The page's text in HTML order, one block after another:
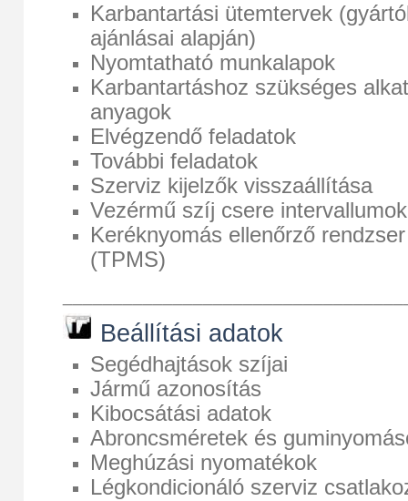
Karbantartási ütemtervek
ajánlásai alapján)
Nyomtatható munkalapok
Karbantartáshoz szükséges
anyagok
Elvégzendő feladatok
További feladatok
Szerviz kijelzők visszaállítása
Vezérmű szíj csere intervallumok
Keréknyomás ellenőrző rendzser
(TPMS)
Beállítási adatok
Segédhajtások szíjai
Jármű azonosítás
Kibocsátási adatok
Abroncsméretek és
Meghúzási nyomatékok
Légkondicionáló szerviz